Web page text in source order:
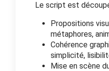
Le script est
Propositions
métaphores,
Cohérence
simplicité,
Mise en scène